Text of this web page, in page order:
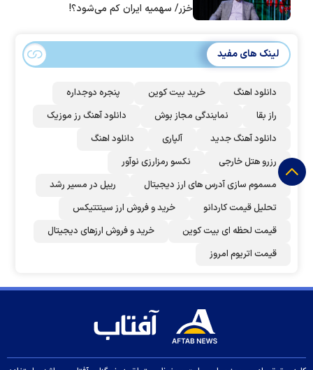
خزر/ سهمیه ایران کم می‌شود؟!
لینک های مفید
دانلود اهنگ خرید بیت کوین
پنجره دوجداره
راز بقا
نمایندگی مجاز بوش
دانلود آهنگ رز‌ موزیک
دانلود آهنگ جدید
آلپاری
دانلود اهنگ
رزرو هتل خارجی
نکسو رمزارزی نوآور
مسموم سازی آدرس های ارز دیجیتال
ریپل در مسیر رشد
تحلیل قیمت کاردانو
خرید و فروش ارز سینتتیکس
قیمت لحظه ای بیت کوین
خرید و فروش ارزهای دیجیتال
قیمت اتریوم امروز